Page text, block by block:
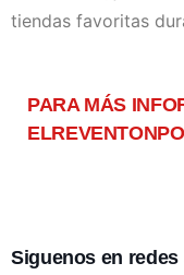
tiendas favoritas
PARA MÁS
Siguenos en